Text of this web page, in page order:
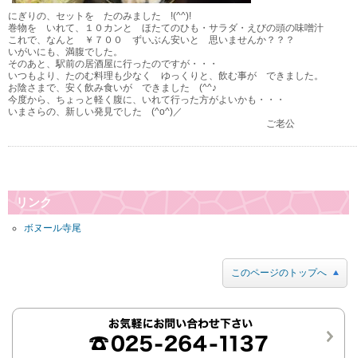
にぎりの、セットを たのみました !(^^)!
巻物を いれて、１０カンと ほたてのひも・サラダ・えびの頭の味噌汁
これで、なんと ￥７００ ずいぶん安いと 思いませんか？？？
いがいにも、満腹でした。
そのあと、駅前の居酒屋に行ったのですが・・・
いつもより、たのむ料理も少なく ゆっくりと、飲む事が できました。
お陰さまで、安く飲み食いが できました (^^♪
今度から、ちょっと軽く腹に、いれて行った方がよいかも・・・
いまさらの、新しい発見でした (^o^)／
ご老公
リンク
ボヌール寺尾
このページのトップへ